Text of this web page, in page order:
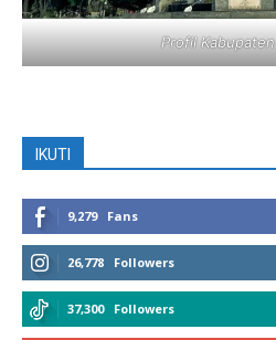
Profil
IKUTI
9,279 Fans
26,778 Followers
37,300 Followers